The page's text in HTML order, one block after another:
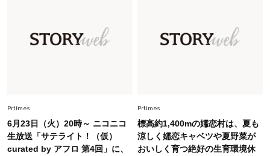
幸福感”に目が向いた」ライフスタイルも、服も
Fashion 2026.7.16
白黒でもこんなに華やぐ！40代、夏の「甘めト
Prtimes
6月23日（火）20時～ ニコニコ
生放送「サテライト！（仮）
curated by アフロ 第4回」に、
Prtimes
標高約1,400mの嬬恋村は、夏も
涼しく嬬恋キャベツや夏野菜が
おいしく育つ絶好の生育環境休